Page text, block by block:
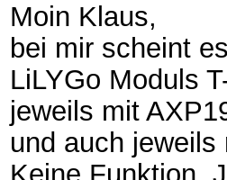
Moin Klaus,
bei mir scheint
LiLYGo Moduls
jeweils mit
und auch
Keine Funktion.